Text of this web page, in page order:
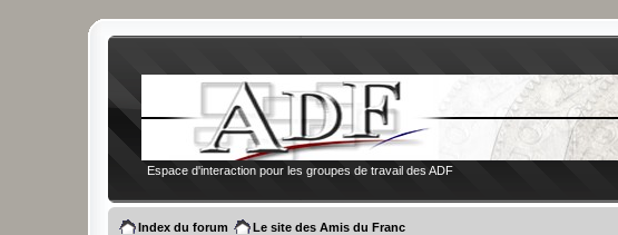
Espace d'interaction pour les groupes de travail des ADF
Index du forum Le site des Amis du Franc